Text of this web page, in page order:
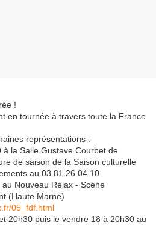
!
en tournée à travers toute la France
représentations :
la Salle Gustave Courbet de
de saison de la Saison culturelle
au 03 81 26 04 10
Nouveau Relax - Scène
(Haute Marne)
05_fdf.html
20h30 puis le vendre 18 à 20h30 au